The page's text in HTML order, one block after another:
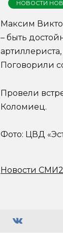
НОВОСТИ
Максим
– быть
Поговорили
Провели
Коломиец.
Фото: ЦВД
Новости СМИ2